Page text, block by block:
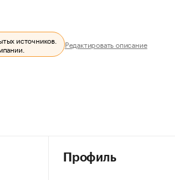
источников.
Редактировать описание
Профиль